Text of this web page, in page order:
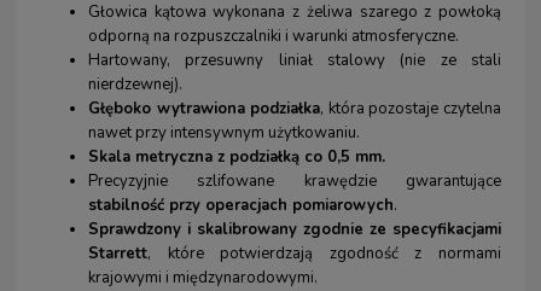
Głowica kątowa wykonana z żeliwa szarego z powłoką
odporną na rozpuszczalniki i warunki atmosferyczne.
Hartowany, przesuwny liniał stalowy (nie ze stali
nierdzewnej).
Głęboko wytrawiona podziałka, która pozostaje czytelna
nawet przy intensywnym użytkowaniu.
Skala metryczna z podziałką co 0,5 mm.
Precyzyjnie szlifowane krawędzie gwarantujące
stabilność przy operacjach pomiarowych.
Sprawdzony i skalibrowany zgodnie ze specyfikacjami
Starrett, które potwierdzają zgodność z normami
krajowymi i międzynarodowymi.